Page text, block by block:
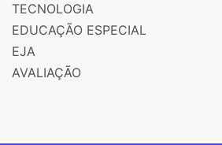
TECNOLOGIA
EDUCAÇÃO ESPECIAL
EJA
AVALIAÇÃO